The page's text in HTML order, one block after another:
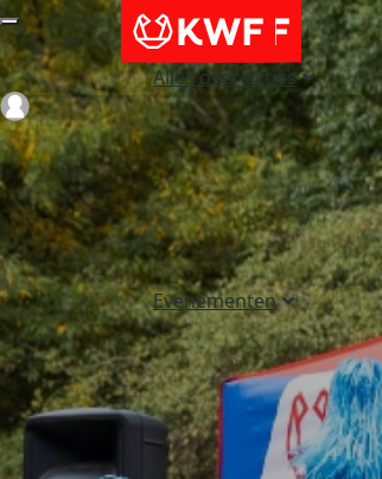
Alles over acties
Evenementen
Login